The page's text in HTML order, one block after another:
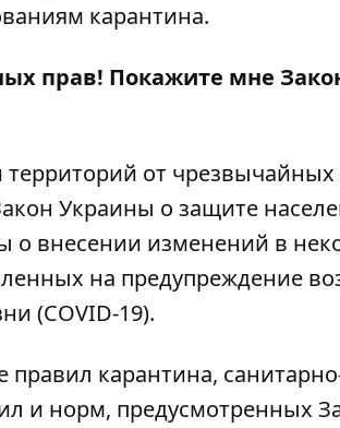
карантина.
прав! Покажите мне
от чрезвычайных
Украины о защите
о внесении изменений в
на предупреждение
(COVID-19).
карантина,
и норм, предусмотренных